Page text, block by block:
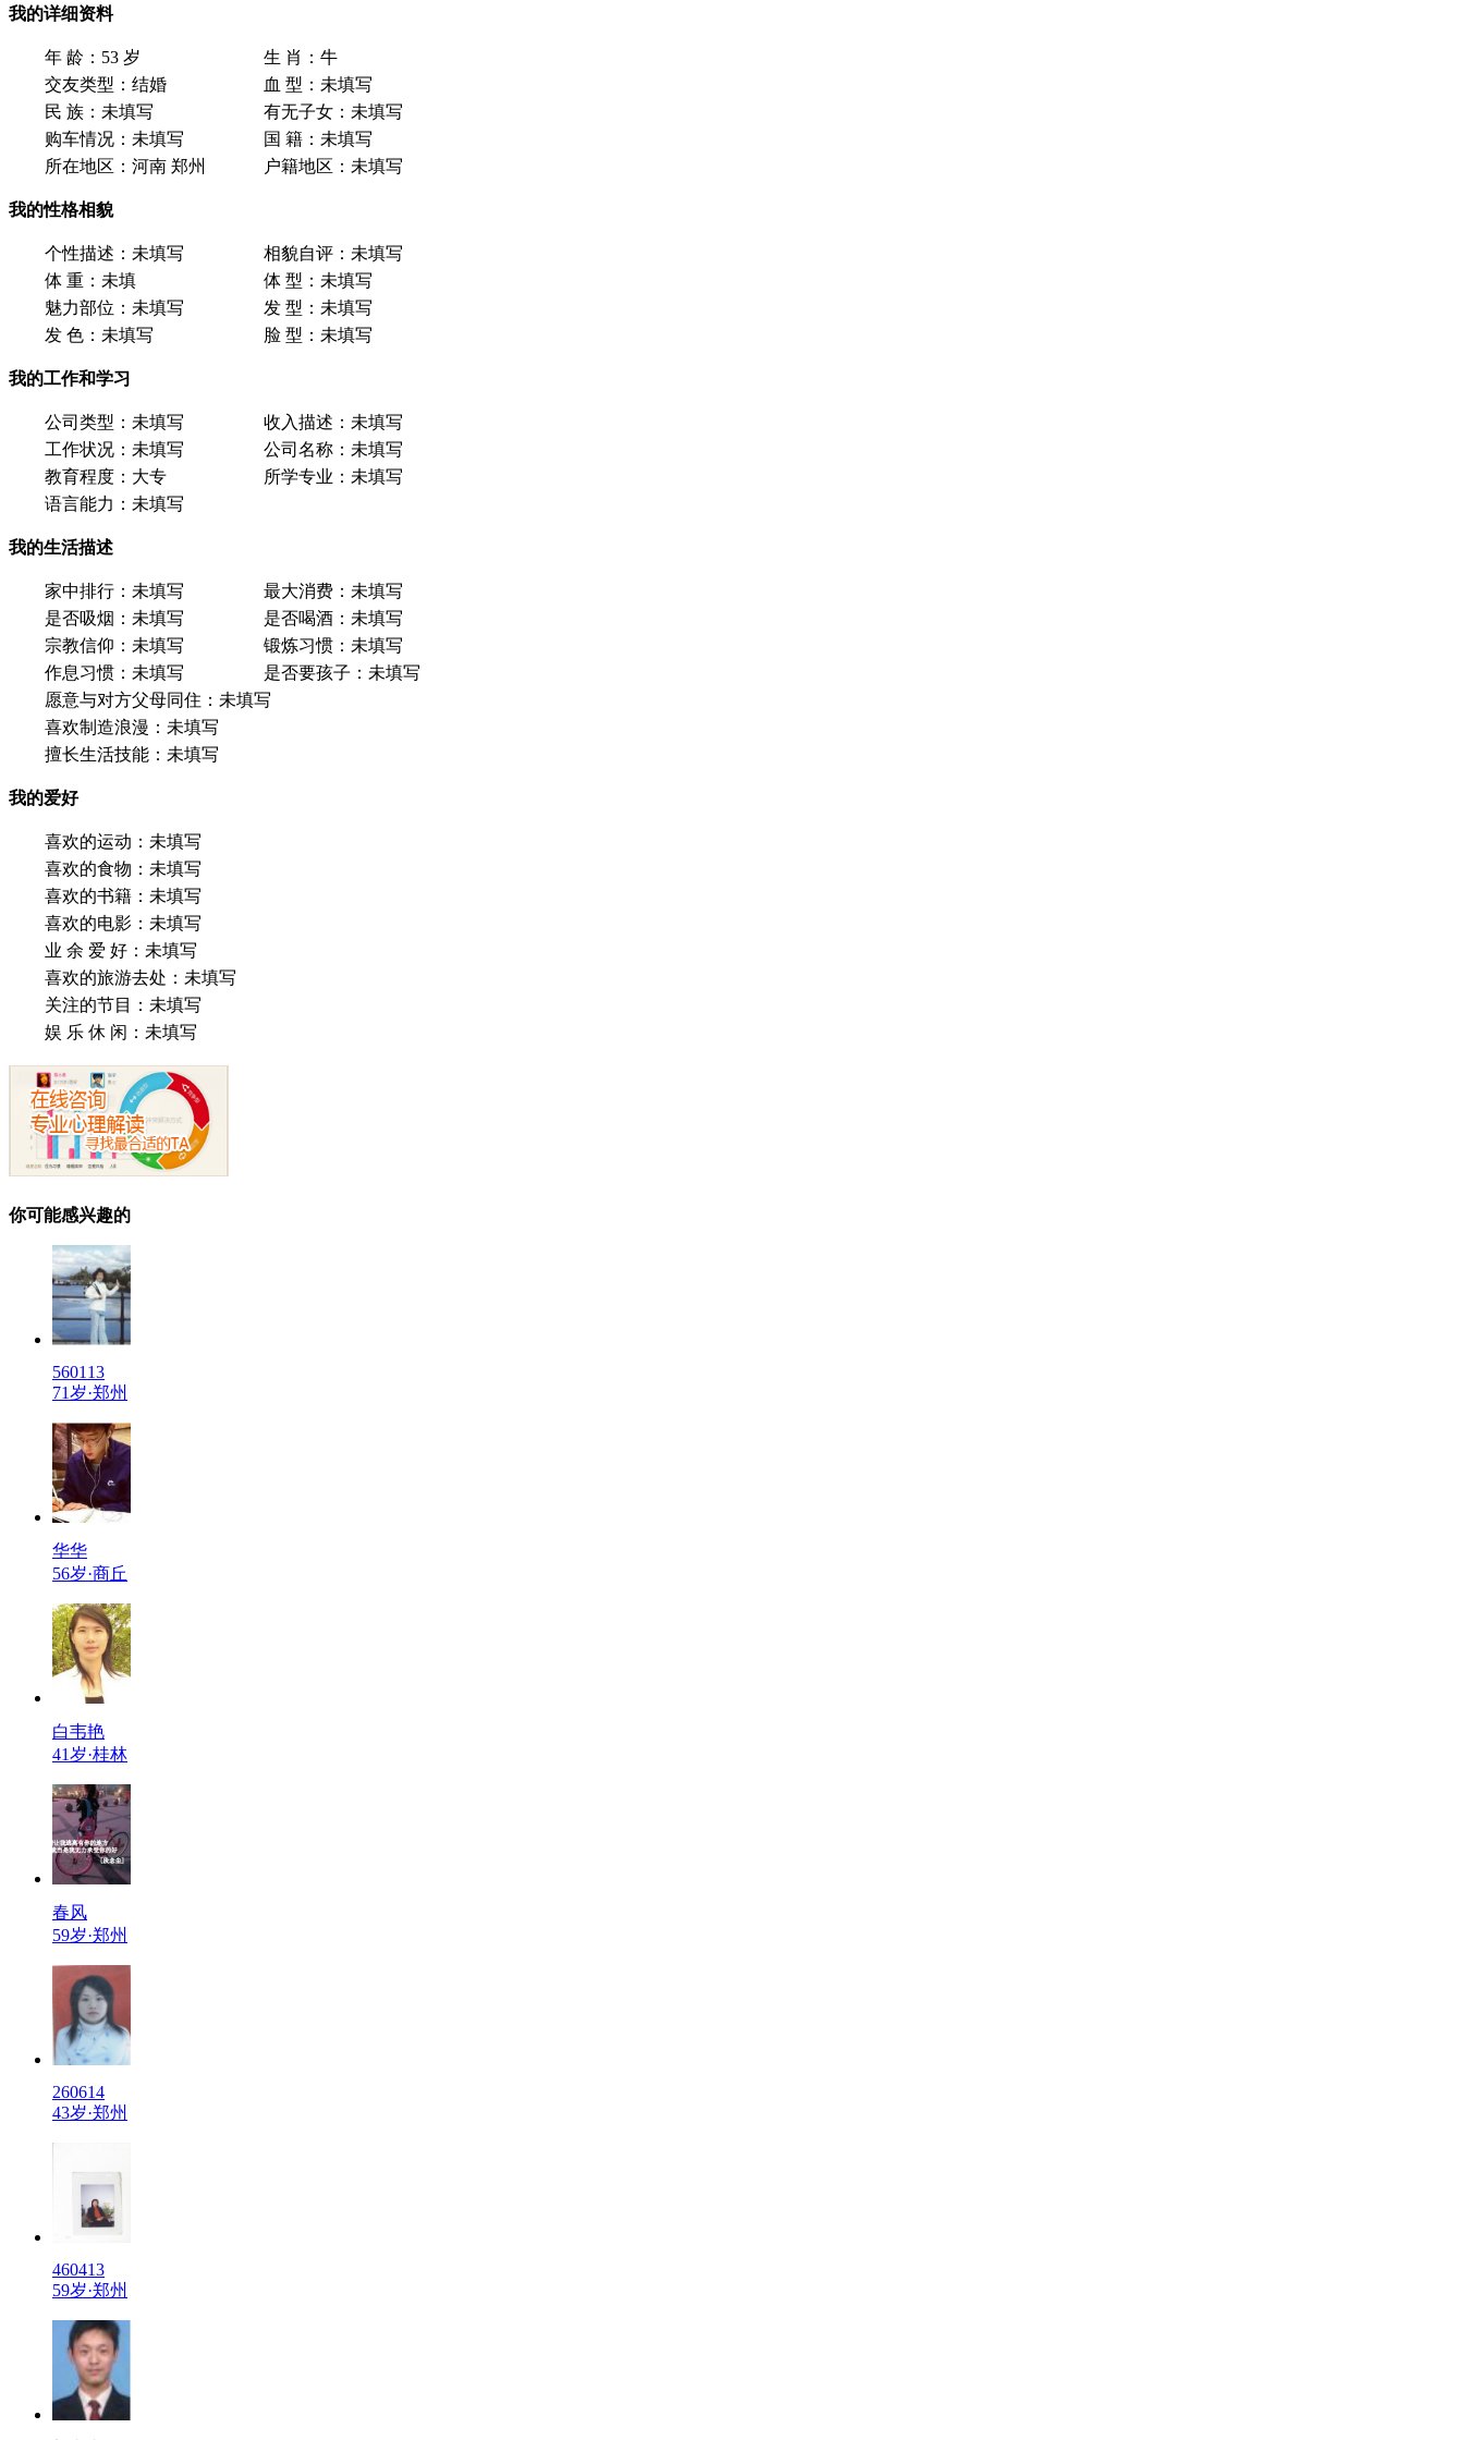
我的详细资料
年 龄： 53 岁 生 肖： 牛
交友类型： 结婚 血 型： 未填写
民 族： 未填写 有无子女： 未填写
购车情况： 未填写 国 籍： 未填写
所在地区： 河南 郑州 户籍地区： 未填写
我的性格相貌
个性描述： 未填写 相貌自评： 未填写
体 重： 未填 体 型： 未填写
魅力部位： 未填写 发 型： 未填写
发 色： 未填写 脸 型： 未填写
我的工作和学习
公司类型： 未填写 收入描述： 未填写
工作状况： 未填写 公司名称： 未填写
教育程度： 大专 所学专业： 未填写
语言能力： 未填写
我的生活描述
家中排行： 未填写 最大消费： 未填写
是否吸烟： 未填写 是否喝酒： 未填写
宗教信仰： 未填写 锻炼习惯： 未填写
作息习惯： 未填写 是否要孩子： 未填写
愿意与对方父母同住： 未填写
喜欢制造浪漫： 未填写
擅长生活技能： 未填写
我的爱好
喜欢的运动： 未填写
喜欢的食物： 未填写
喜欢的书籍： 未填写
喜欢的电影： 未填写
业 余 爱 好： 未填写
喜欢的旅游去处： 未填写
关注的节目： 未填写
娱 乐 休 闲： 未填写
你可能感兴趣的
560113
71岁·郑州
华华
56岁·商丘
白韦艳
41岁·桂林
春风
59岁·郑州
260614
43岁·郑州
460413
59岁·郑州